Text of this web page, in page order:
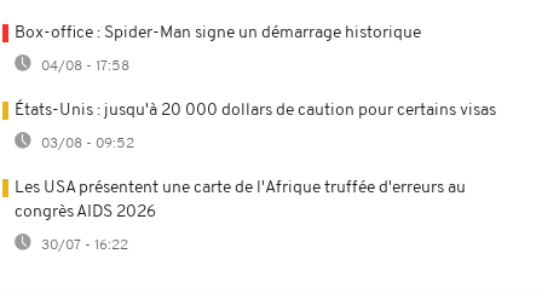
Box-office : Spider-Man signe un démarrage historique
04/08 - 17:58
États-Unis : jusqu'à 20 000 dollars de caution pour certains visas
03/08 - 09:52
Les USA présentent une carte de l'Afrique truffée d'erreurs au
congrès AIDS 2026
30/07 - 16:22